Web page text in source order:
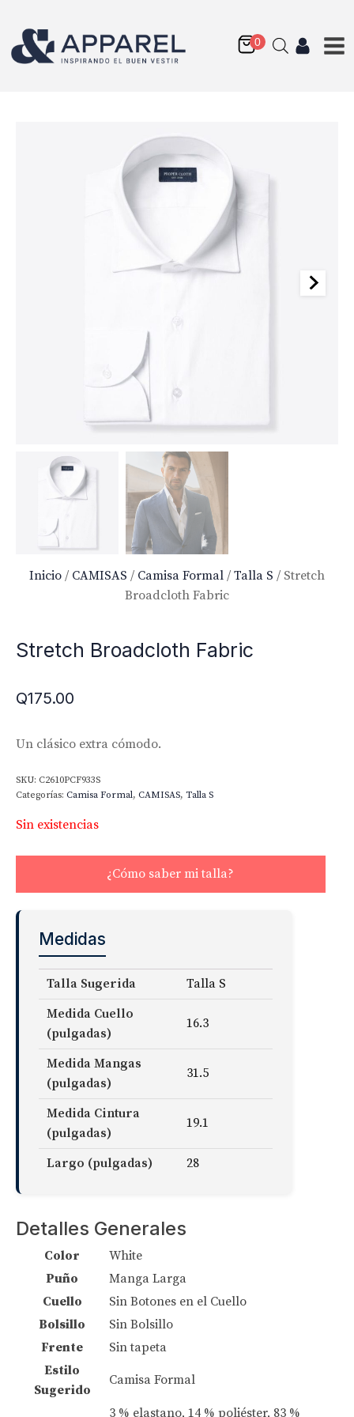
Inicio / CAMISAS / Camisa Formal / Talla S / Stretch
Broadcloth Fabric
Stretch Broadcloth Fabric
Q175.00
Un clásico extra cómodo.
SKU: C2610PCF933S
Categorías: Camisa Formal, CAMISAS, Talla S
Sin existencias
¿Cómo saber mi talla?
Medidas
Talla Sugerida
Talla S
Medida Cuello
(pulgadas)
16.3
Medida Mangas
(pulgadas)
31.5
Medida Cintura
(pulgadas)
19.1
Largo (pulgadas) 28
Detalles Generales
Color
White
Puño
Manga Larga
Cuello
Sin Botones en el Cuello
Bolsillo
Sin Bolsillo
Frente
Sin tapeta
Estilo
Sugerido
Camisa Formal
3 % elastano, 14 % poliéster, 83 %